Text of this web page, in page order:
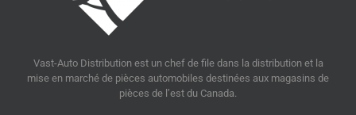
Vast-Auto Distribution est un chef de file dans la distribution et la
mise en marché de pièces automobiles destinées aux magasins de
pièces de l’est du Canada.